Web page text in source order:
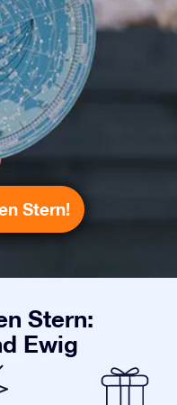
Stern!
Stern:
Ewig